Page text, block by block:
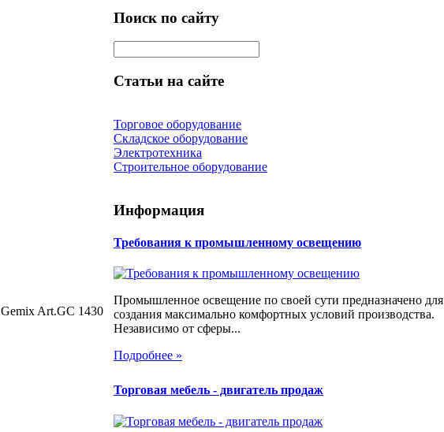
Gemix Art.GC 1430
Поиск по сайту
Статьи на сайте
Торговое оборудование
Складское оборудование
Электротехника
Строительное оборудование
Информация
Требования к промышленному освещению
Промышленное освещение по своей сути предназначено для
создания максимально комфортных условий производства.
Независимо от сферы...
Подробнее »
Торговая мебель - двигатель продаж